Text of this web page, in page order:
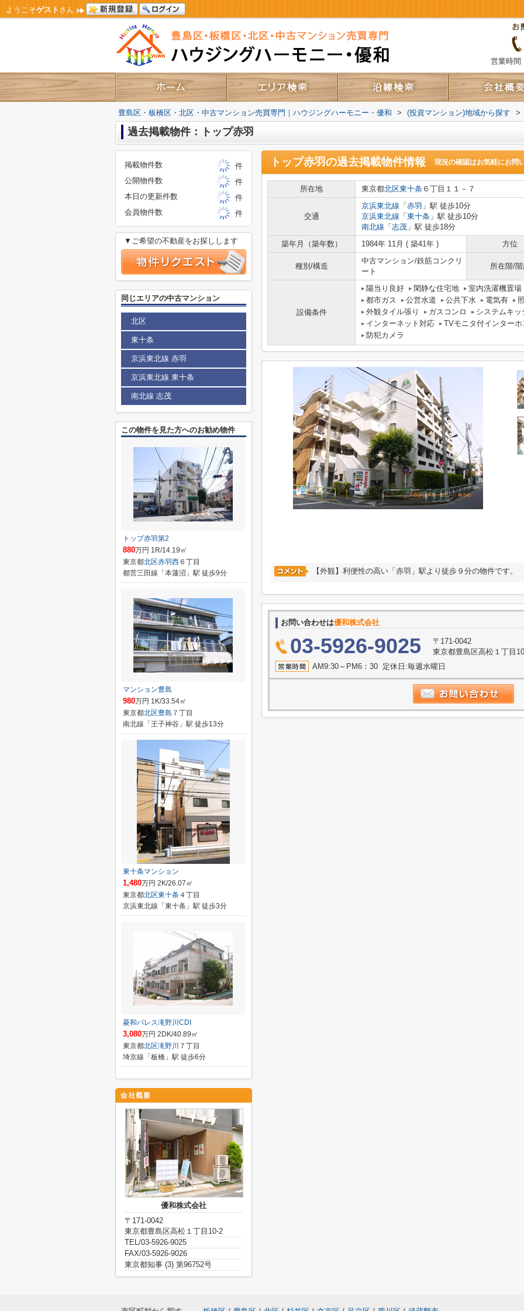
ようこそゲストさん
営業時間
豊島区・板橋区・北区・中古マンション売買専門｜ハウジングハーモニー・優和 > (投資マンション)地域から探す >
過去掲載物件：トップ赤羽
トップ赤羽の過去掲載物件情報 現況の確認はお気軽にお問
所在地 東京都北区東十条 ６丁目１１－７
交通
京浜東北線 「 赤羽 」駅 徒歩10分
京浜東北線 「 東十条 」駅 徒歩10分
南北線 「 志茂 」駅 徒歩18分
築年月（築年数）
1984年 11月 ( 築41年 ) 方位
種別/構造
中古マンション/鉄筋コンクリ
ート
所在階/
設備条件
陽当り良好 閑静な住宅地
室内洗濯機置場
都市ガス
公営水道 公共下水 電気有
外観タイル張り
ガスコンロ
システムキッ
インターネット対応
TVモニタ付インターホ
防犯カメラ
【外観】利便性の高い「赤羽」駅より徒歩９分の物件です。
お問い合わせは優和株式会社
03-5926-9025
〒171-0042
東京都豊島区高松１丁目
AM9:30～PM6：30 定休日:毎週水曜日
掲載物件数
件
公開物件数
件
本日の更新件数
件
会員物件数
件
▼ご希望の不動産をお探しします
同じエリアの中古マンション
北区
東十条
京浜東北線 赤羽
京浜東北線 東十条
南北線 志茂
この物件を見た方へのお勧め物件
トップ赤羽第2
880万円 1R/14.19㎡
東京都北区赤羽西 ６丁目
都営三田線「本蓮沼」駅 徒歩9分
マンション豊島
980万円 1K/33.54㎡
東京都北区豊島 ７丁目
南北線「王子神谷」駅 徒歩13分
東十条マンション
1,480万円 2K/26.07㎡
東京都北区東十条 ４丁目
京浜東北線「東十条」駅 徒歩3分
菱和パレス滝野川CDI
3,080万円 2DK/40.89㎡
東京都北区滝野川 ７丁目
埼京線「板橋」駅 徒歩6分
優和株式会社
〒171-0042
東京都豊島区高松１丁目10-2
TEL/03-5926-9025
FAX/03-5926-9026
東京都知事 (3) 第96752号